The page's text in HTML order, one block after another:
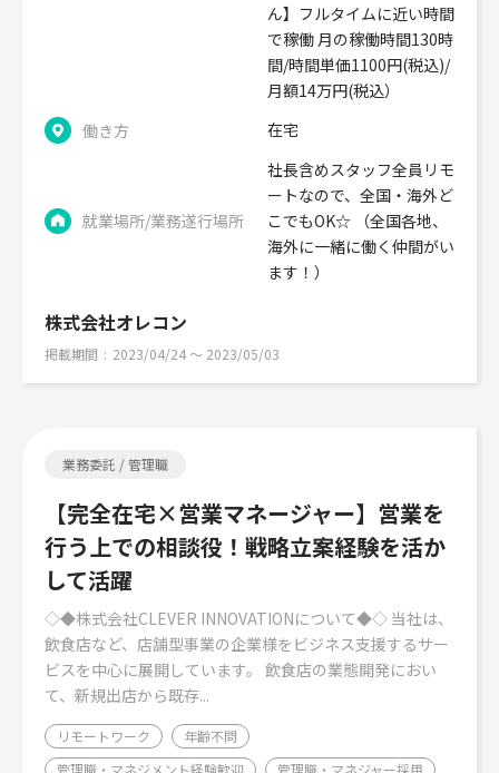
ん】フルタイムに近い時間
で稼働 月の稼働時間130時
間/時間単価1100円(税込)/
月額14万円(税込）
働き方
在宅
就業場所/業務遂行場所
社長含めスタッフ全員リモ
ートなので、全国・海外ど
こでもOK☆ （全国各地、
海外に一緒に働く仲間がい
ます！）
株式会社オレコン
掲載期間 2023/04/24 〜 2023/05/03
業務委託 / 管理職
【完全在宅×営業マネージャー】営業を
行う上での相談役！戦略立案経験を活か
して活躍
◇◆株式会社CLEVER INNOVATIONについて◆◇ 当社は、
飲食店など、店舗型事業の企業様をビジネス支援するサー
ビスを中心に展開しています。 飲食店の業態開発におい
て、新規出店から既存...
リモートワーク
年齢不問
管理職・マネジメント経験歓迎
管理職・マネジャー採用